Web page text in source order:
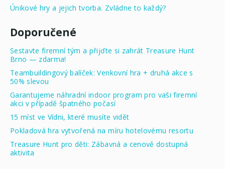
Únikové hry a jejich tvorba. Zvládne to každý?
Doporučené
Sestavte firemní tým a přijďte si zahrát Treasure Hunt
Brno — zdarma!
Teambuildingový balíček: Venkovní hra + druhá akce s
50% slevou
Garantujeme náhradní indoor program pro vaši firemní
akci v případě špatného počasí
15 míst ve Vídni, které musíte vidět
Pokladová hra vytvořená na míru hotelovému resortu
Treasure Hunt pro děti: Zábavná a cenově dostupná
aktivita